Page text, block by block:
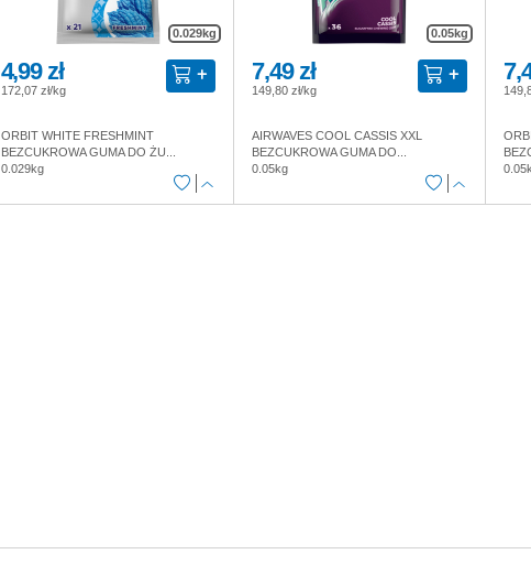
0.029kg
4,99 zł
172,07 zł/kg
ORBIT WHITE FRESHMINT
BEZCUKROWA GUMA DO ŻU...
0.029kg
0.05kg
7,49 zł
149,80 zł/kg
AIRWAVES COOL CASSIS XXL
BEZCUKROWA GUMA DO...
0.05kg